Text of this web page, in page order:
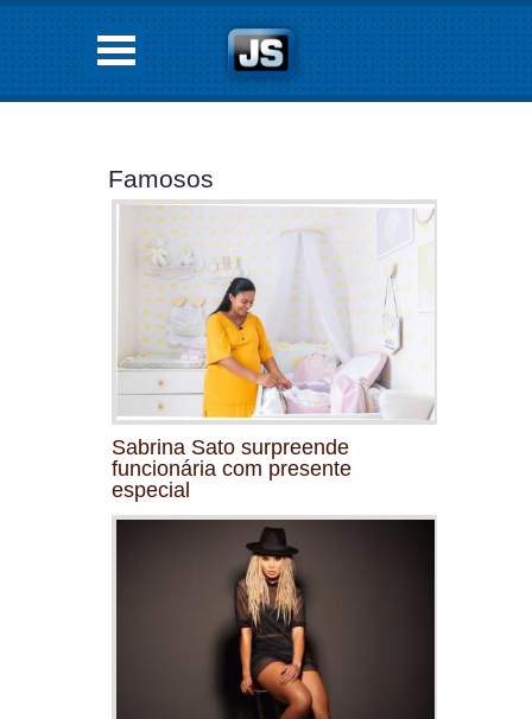
Famosos
Sabrina Sato surpreende
funcionária com presente
especial